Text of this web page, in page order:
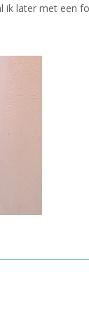
later met een